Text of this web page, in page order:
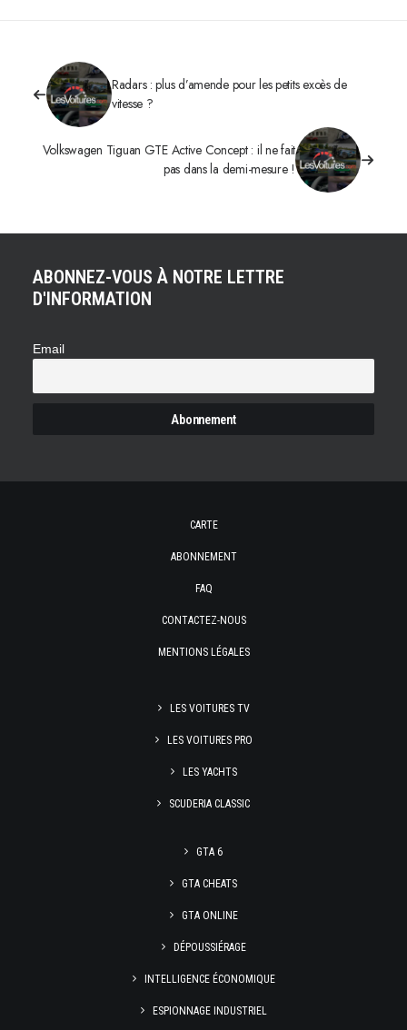
Radars : plus d’amende pour les petits excès de
vitesse ?
Volkswagen Tiguan GTE Active Concept : il ne fait
pas dans la demi-mesure !
ABONNEZ-VOUS À NOTRE LETTRE
D'INFORMATION
Email
CARTE
ABONNEMENT
FAQ
CONTACTEZ-NOUS
MENTIONS LÉGALES
LES VOITURES TV
LES VOITURES PRO
LES YACHTS
SCUDERIA CLASSIC
GTA 6
GTA CHEATS
GTA ONLINE
DÉPOUSSIÉRAGE
INTELLIGENCE ÉCONOMIQUE
ESPIONNAGE INDUSTRIEL